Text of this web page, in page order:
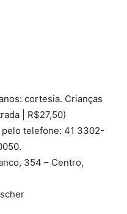
cortesia. Crianças
| R$27,50)
telefone: 41 3302-
354 – Centro,